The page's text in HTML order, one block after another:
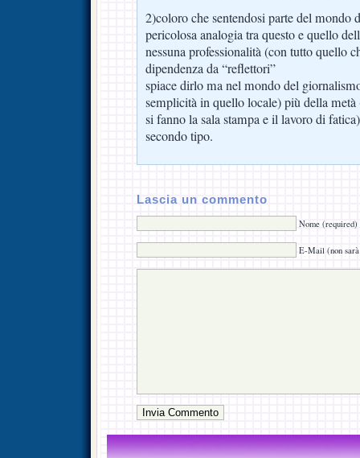
2)coloro che sentendosi parte del mondo
pericolosa analogia tra questo e quello
nessuna professionalità (con tutto quello
dipendenza da “reflettori”
spiace dirlo ma nel mondo del
semplicità in quello locale) più della
si fanno la sala stampa e il lavoro di
secondo tipo.
Lascia un commento
Nome (required)
E-Mail (non